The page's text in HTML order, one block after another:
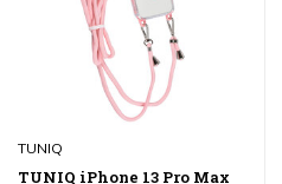
TUNIQ
TUNIQ iPhone 13 Pro Max